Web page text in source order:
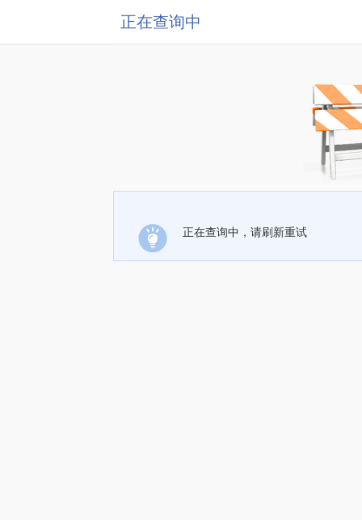
正在查询中
正在查询中，请刷新重试